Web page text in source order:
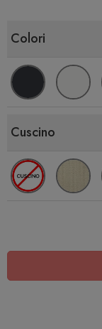
Colori
Cuscino